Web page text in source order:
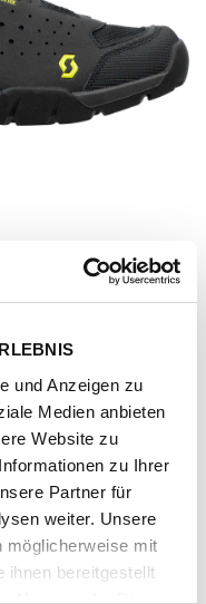
und Anzeigen zu
Medien anbieten
Website zu
zu Ihrer
Partner für
weiter. Unsere
möglicherweise mit
ihnen bereitgestellt
Nutzung der Dienste